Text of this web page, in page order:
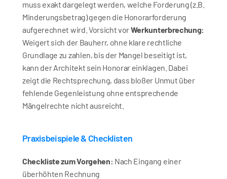
muss exakt dargelegt werden, welche Forderung (z.B.
Minderungsbetrag) gegen die Honorarforderung
aufgerechnet wird. Vorsicht vor Werkunterbrechung:
Weigert sich der Bauherr, ohne klare rechtliche
Grundlage zu zahlen, bis der Mangel beseitigt ist,
kann der Architekt sein Honorar einklagen. Dabei
zeigt die Rechtsprechung, dass bloßer Unmut über
fehlende Gegenleistung ohne entsprechende
Mängelrechte nicht ausreicht.
Praxisbeispiele & Checklisten
Checkliste zum Vorgehen: Nach Eingang einer
überhöhten Rechnung